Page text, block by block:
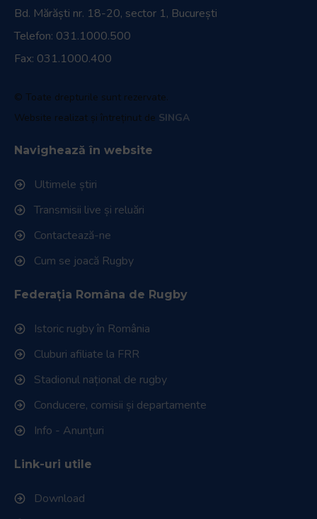
Bd. Mărăști nr. 18-20, sector 1, București
Telefon: 031.1000.500
Fax: 031.1000.400
© Toate drepturile sunt rezervate.
Website realizat și întreținut de SINGA
Navighează în website
Ultimele știri
Transmisii live și reluări
Contactează-ne
Cum se joacă Rugby
Federația Româna de Rugby
Istoric rugby în România
Cluburi afiliate la FRR
Stadionul național de rugby
Conducere, comisii și departamente
Info - Anunțuri
Link-uri utile
Download